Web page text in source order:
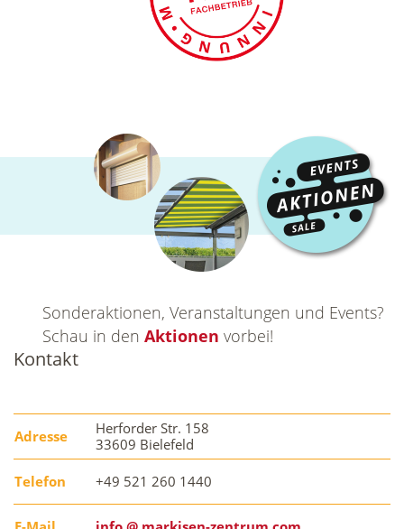
Sonderaktionen, Veranstaltungen und Events?
Schau in den Aktionen vorbei!
Kontakt
Adresse
Herforder Str. 158
33609 Bielefeld
Telefon +49 521 260 1440